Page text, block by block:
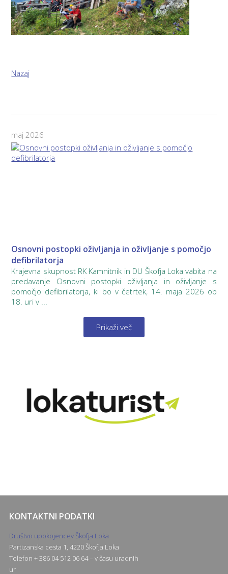
Nazaj
maj 2026
Osnovni postopki oživljanja in oživljanje s pomočjo
defibrilatorja
Krajevna skupnost RK Kamnitnik in DU Škofja Loka vabita na
predavanje Osnovni postopki oživljanja in oživljanje s
pomočjo defibrilatorja, ki bo v četrtek, 14. maja 2026 ob
18. uri v ...
Prikaži več
KONTAKTNI PODATKI
Društvo upokojencev Škofja Loka
Partizanska cesta 1, 4220 Škofja Loka
Telefon + 386 04 512 06 64 – v času uradnih
ur